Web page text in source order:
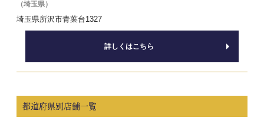
（埼玉県）
埼玉県所沢市青葉台1327
詳しくはこちら
都道府県別店舗一覧